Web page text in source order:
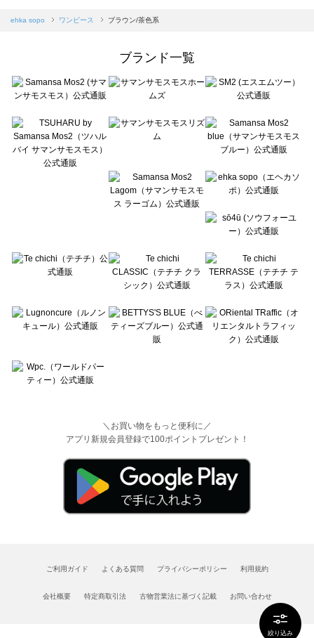
絞り込み
Samansa Mos2 blue（サマンサモスモス ブルー）のワンピース一覧
sō4ū（ソウフォーユー）のワンピース一覧
Te chichi（テチチ）のワンピース一覧
Te chichi CLASSIC（テチチ クラシック）のワンピース一覧
Lugnoncure（ルノンキュール）のワンピース一覧
BETTY'S BLUE（べティーズブルー）のワンピース一覧
Wpc.（ワールドパーティー）のワンピース一覧
ehka sopo ワンピース ブラウン/茶色系
ブランド一覧
＼お買い物をもっと便利に／
アプリ新規会員登録で100ポイントプレゼント！
ご利用ガイド よくある質問 プライバシーポリシー 利用規約
会社概要 特定商取引法 古物営業法に基づく記載 お問い合わせ